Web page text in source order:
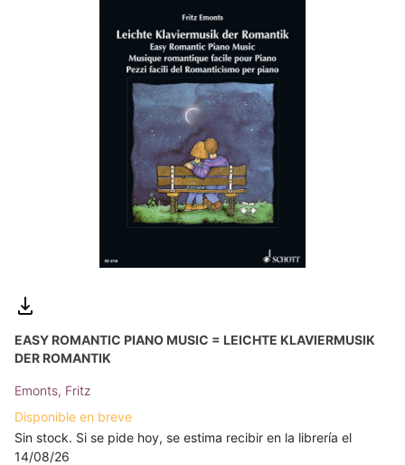
EASY ROMANTIC PIANO MUSIC = LEICHTE KLAVIERMUSIK
DER ROMANTIK
Emonts, Fritz
Disponible en breve
Sin stock. Si se pide hoy, se estima recibir en la librería el
14/08/26